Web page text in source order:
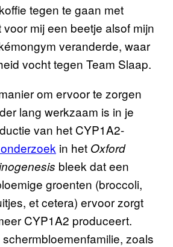
tegen te gaan met
mij een beetje alsof mijn
veranderde, waar
vocht tegen Team Slaap.
om ervoor te zorgen
lang werkzaam is in je
van het CYP1A2-
in het Oxford
bleek dat een
groenten (broccoli,
et cetera) ervoor zorgt
CYP1A2 produceert.
zoals